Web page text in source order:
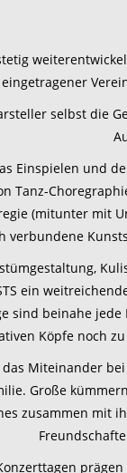
selbst die
Einspielen und
Tanz-
(mitunter mit
verbundene
ein
sind beinahe jede
Köpfe noch
Miteinander bei
Große
zusammen mit